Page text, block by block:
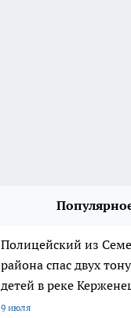
Полицейский из
района спас двух
детей в реке
9 июля